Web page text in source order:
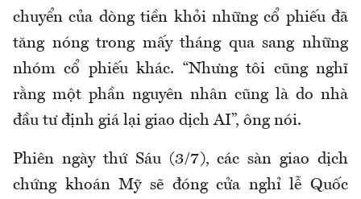
chuyển của dòng tiền khỏi những cổ phiếu đã
tăng nóng trong mấy tháng qua sang những
nhóm cổ phiếu khác. “Nhưng tôi cũng nghĩ
rằng một phần nguyên nhân cũng là do nhà
đầu tư định giá lại giao dịch AI”, ông nói.
Phiên ngày thứ Sáu (3/7), các sàn giao dịch
chứng khoán Mỹ sẽ đóng cửa nghỉ lễ Quốc